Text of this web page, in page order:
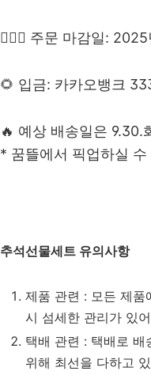
🙋🏻‍♀️ 주문 마감일:
🌻 입금: 카카오뱅크
🔥 예상 배송일은 9.30.
* 꿈뜰에서 픽업하실
추석선물세트 유의사항
제품 관련 : 모든 제품
시 섬세한 관리가 있
택배 관련 : 택배로
위해 최선을 다하고